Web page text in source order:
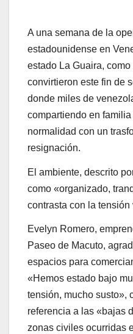
A una semana de la
estadounidense en
estado La Guaira,
convirtieron este fin de
donde miles de
compartiendo en
normalidad con un
resignación.
El ambiente, descrito
como «organizado,
contrasta con la tensión
Evelyn Romero,
Paseo de Macuto,
espacios para
«Hemos estado bajo
tensión, mucho susto»,
referencia a las «bajas
zonas civiles ocurridas